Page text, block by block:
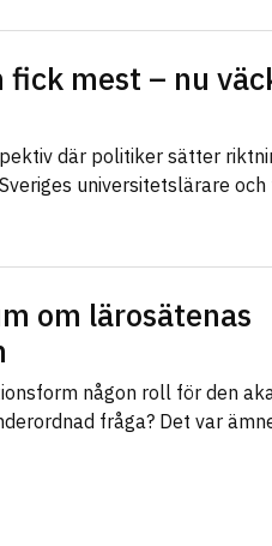
fick mest – nu
där politiker sätter
universitetslärare och
om lärosätenas
någon roll för den
fråga? Det var